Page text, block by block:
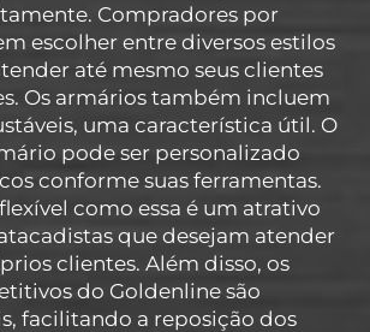
Compradores por
escolher entre diversos estilos
até mesmo seus clientes
Os armários também incluem
uma característica útil. O
pode ser personalizado
conforme suas ferramentas.
como essa é um atrativo
que desejam atender
clientes. Além disso, os
do Goldenline são
facilitando a reposição dos